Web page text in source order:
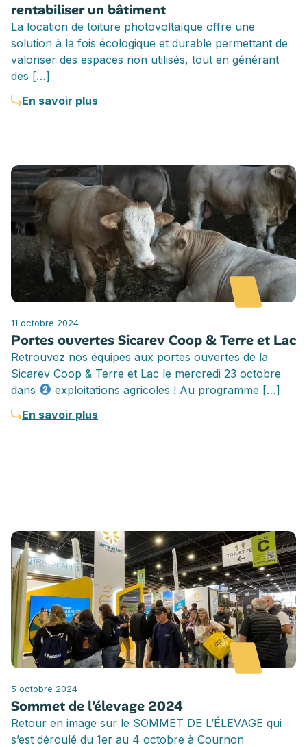
rentabiliser un bâtiment
La location de toiture photovoltaïque offre une
solution à la fois écologique et durable permettant de
valoriser des espaces non utilisés, tout en générant
des […]
En savoir plus
11 octobre 2024
Portes ouvertes Sicarev Coop & Terre et Lac
Retrouvez nos équipes aux portes ouvertes de la
Sicarev Coop & Terre et Lac le mercredi 23 octobre
dans
exploitations agricoles ! Au programme […]
En savoir plus
5 octobre 2024
Sommet de l’élevage 2024
Retour en image sur le SOMMET DE L’ÉLEVAGE qui
s’est déroulé du 1er au 4 octobre à Cournon